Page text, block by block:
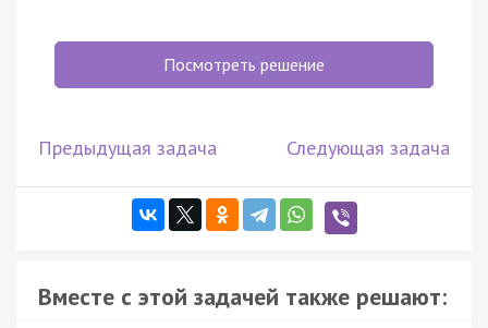
Посмотреть решение
Предыдущая задача Следующая задача
Вместе с этой задачей также решают: